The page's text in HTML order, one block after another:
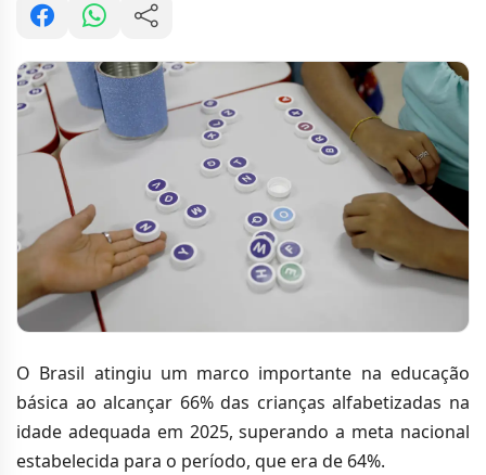
O Brasil atingiu um marco importante na educação
básica ao alcançar 66% das crianças alfabetizadas na
idade adequada em 2025, superando a meta nacional
estabelecida para o período, que era de 64%.